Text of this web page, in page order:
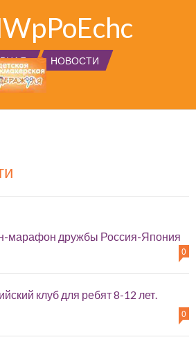
НОВОСТИ
марафон дружбы Россия-Япония
0
клуб для ребят 8-12 лет.
0